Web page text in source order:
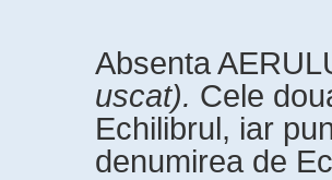
Absenta
uscat). Cele
Echilibrul, iar
denumirea de